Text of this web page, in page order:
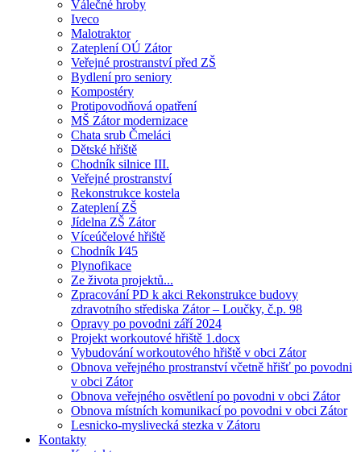
Válečné hroby
Iveco
Malotraktor
Zateplení OÚ Zátor
Veřejné prostranství před ZŠ
Bydlení pro seniory
Kompostéry
Protipovodňová opatření
MŠ Zátor modernizace
Chata srub Čmeláci
Dětské hřiště
Chodník silnice III.
Veřejné prostranství
Rekonstrukce kostela
Zateplení ZŠ
Jídelna ZŠ Zátor
Víceúčelové hřiště
Chodník I⁄45
Plynofikace
Ze života projektů...
Zpracování PD k akci Rekonstrukce budovy
zdravotního střediska Zátor – Loučky, č.p. 98
Opravy po povodni září 2024
Projekt workoutové hřiště 1.docx
Vybudování workoutového hřiště v obci Zátor
Obnova veřejného prostranství včetně hřišť po povodni
v obci Zátor
Obnova veřejného osvětlení po povodni v obci Zátor
Obnova místních komunikací po povodni v obci Zátor
Lesnicko-myslivecká stezka v Zátoru
Kontakty